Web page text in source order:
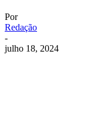
Por
Redação
-
julho 18, 2024